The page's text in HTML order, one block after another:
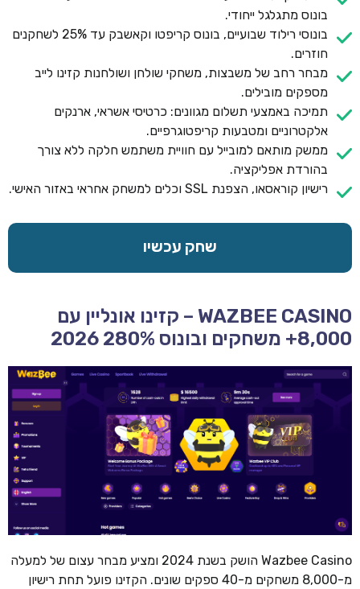
בונוס מתגלגל ייחודי.
בונוסי רילוד שבועיים, בונוס קריפטו וקאשבק עד 25% לשחקנים
חוזרים.
מבחר רחב של משבצות, משחקי שולחן ושולחנות קזינו לייב
מספקים מובילים.
תמיכה באמצעי תשלום מגוונים: כרטיסי אשראי, ארנקים
אלקטרוניים ומטבעות קריפטוגרפיים.
ממשק מותאם למובייל עם חוויית משתמש חלקה ללא צורך
בהורדת אפליקציה.
רישיון קוראסאו, הצפנת SSL וכלים למשחק אחראי באזור האישי.
שחק עכשיו
WAZBEE CASINO – קזינו אונליין עם
8,000+ משחקים ובונוס 280% 2026
Wazbee Casino הושק בשנת 2024 ומציע מבחר עצום של למעלה
מ-8,000 משחקים מ-40 ספקים שונים. הקזינו פועל תחת רישיון